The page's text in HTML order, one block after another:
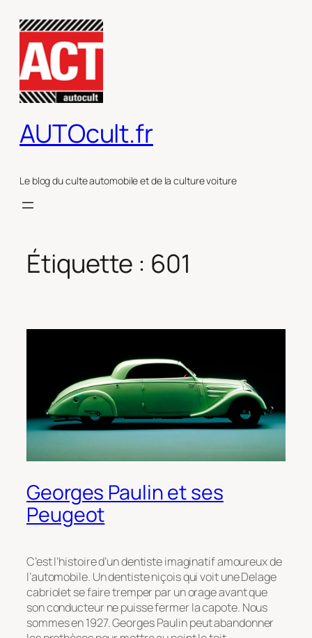
contenu
AUTOcult.fr
Le blog du culte automobile et de la culture voiture
Étiquette : 601
Georges Paulin et ses
Peugeot
C’est l’histoire d’un dentiste imaginatif amoureux de
l’automobile. Un dentiste niçois qui voit une Delage
cabriolet se faire tremper par un orage avant que
son conducteur ne puisse fermer la capote. Nous
sommes en 1927. Georges Paulin peut abandonner